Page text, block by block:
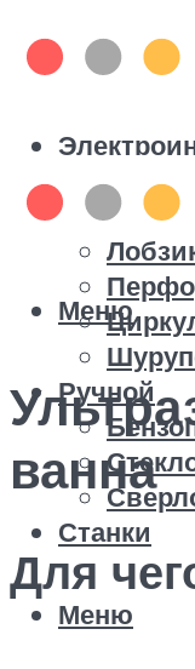
Дрель
Ручной
Станки
Меню
Меню
ванна
Для